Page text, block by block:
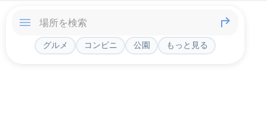
グルメ コンビニ 公園 もっと見る